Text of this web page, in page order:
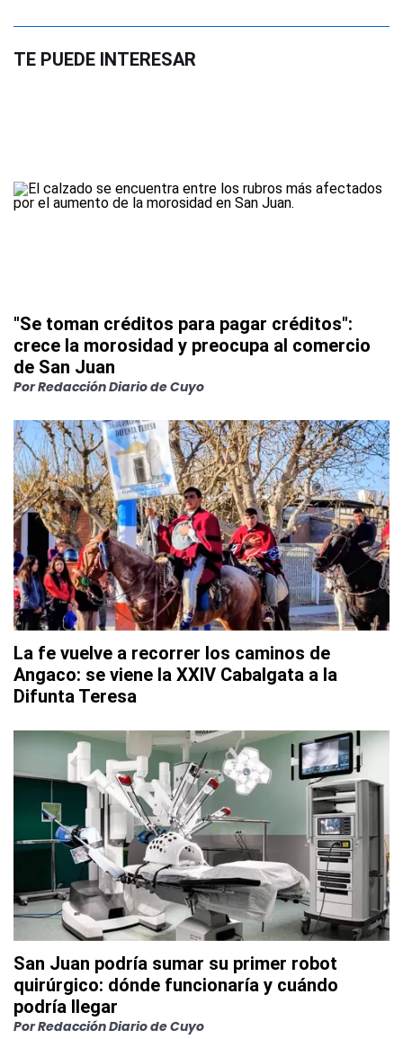
TE PUEDE INTERESAR
"Se toman créditos para pagar créditos":
crece la morosidad y preocupa al comercio
de San Juan
PorRedacción Diario de Cuyo
La fe vuelve a recorrer los caminos de
Angaco: se viene la XXIV Cabalgata a la
Difunta Teresa
San Juan podría sumar su primer robot
quirúrgico: dónde funcionaría y cuándo
podría llegar
PorRedacción Diario de Cuyo